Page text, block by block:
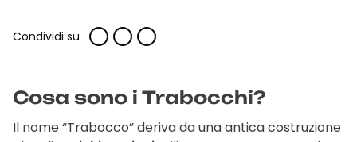
Condividi su
Cosa sono i Trabocchi?
Il nome “Trabocco” deriva da una antica costruzione